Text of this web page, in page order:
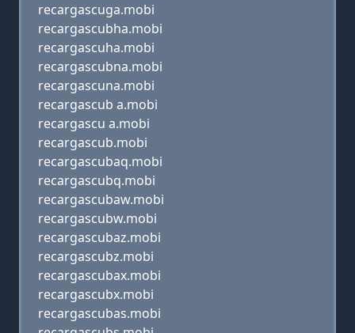
recargascuga.mobi
recargascubha.mobi
recargascuha.mobi
recargascubna.mobi
recargascuna.mobi
recargascub a.mobi
recargascu a.mobi
recargascub.mobi
recargascubaq.mobi
recargascubq.mobi
recargascubaw.mobi
recargascubw.mobi
recargascubaz.mobi
recargascubz.mobi
recargascubax.mobi
recargascubx.mobi
recargascubas.mobi